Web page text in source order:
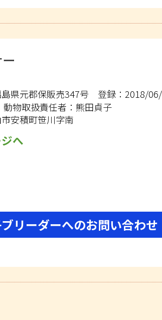
県元郡保販売347号 登録： 2018/
動物取扱責任者： 熊田貞子
安積町笹川字南
へ
リーダーへのお問い合わせ